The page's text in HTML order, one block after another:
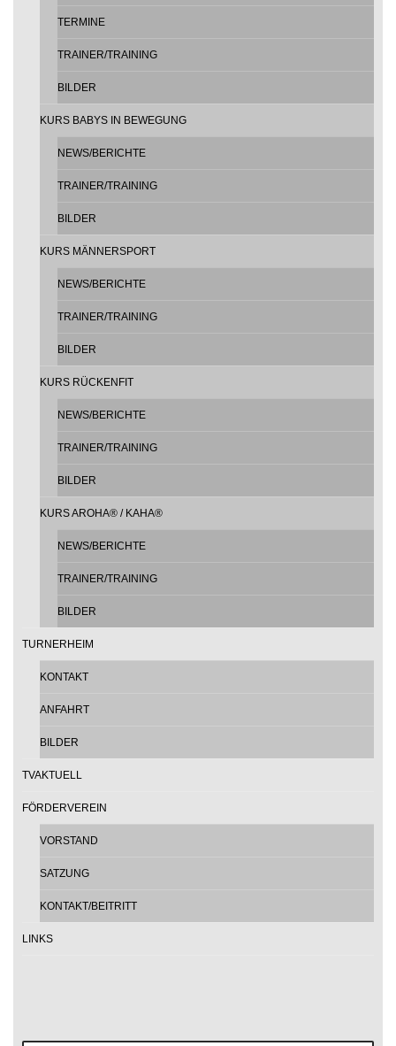
TERMINE
TRAINER/TRAINING
BILDER
KURS BABYS IN BEWEGUNG
NEWS/BERICHTE
TRAINER/TRAINING
BILDER
KURS MÄNNERSPORT
NEWS/BERICHTE
TRAINER/TRAINING
BILDER
KURS RÜCKENFIT
NEWS/BERICHTE
TRAINER/TRAINING
BILDER
KURS AROHA® / KAHA®
NEWS/BERICHTE
TRAINER/TRAINING
BILDER
TURNERHEIM
KONTAKT
ANFAHRT
BILDER
TVAKTUELL
FÖRDERVEREIN
VORSTAND
SATZUNG
KONTAKT/BEITRITT
LINKS